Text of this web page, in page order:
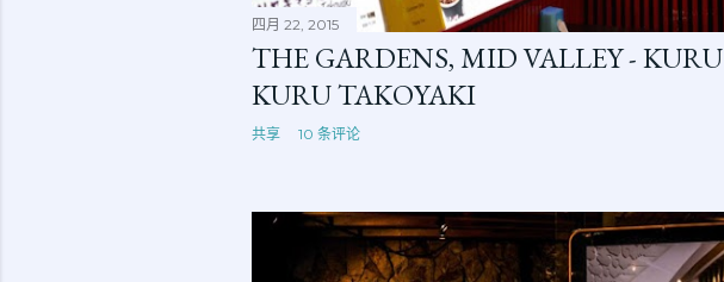
四月 22, 2015
THE GARDENS, MID VALLEY - KURU
KURU TAKOYAKI
共享 10 条评论